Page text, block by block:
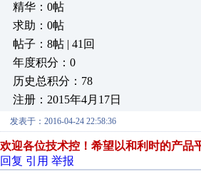
精华：0帖
求助：0帖
帖子：8帖 | 41回
年度积分：0
历史总积分：78
注册：2015年4月17日
发表于：2016-04-24 22:58:36
欢迎各位技术控！希望以和利时的产品
回复 引用 举报